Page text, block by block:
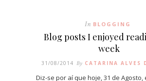
In BLOGGING
Blog posts I enjoyed
week
31/08/2014 By CATARINA ALVES
Diz-se por aí que hoje, 31 de Agosto,